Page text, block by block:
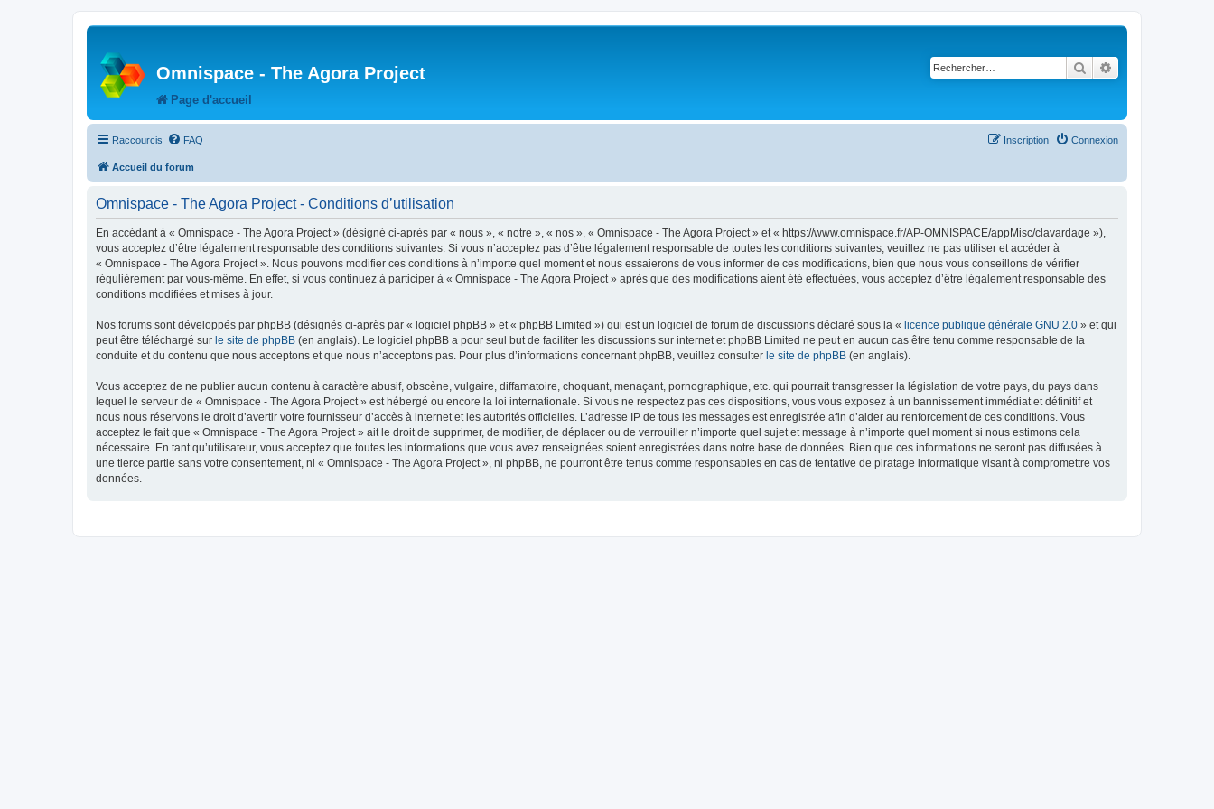
Omnispace - The Agora Project
Page d'accueil
Rechercher
Raccourcis FAQ Connexion
Inscription
Accueil du forum
Omnispace - The Agora Project - Conditions d’utilisation
En accédant à « Omnispace - The Agora Project » (désigné ci-après par « nous », « notre », « nos », « Omnispace - The Agora Project » et « https://www.omnispace.fr/AP-OMNISPACE/appMisc/clavardage »),
vous acceptez d’être légalement responsable des conditions suivantes. Si vous n’acceptez pas d’être légalement responsable de toutes les conditions suivantes, veuillez ne pas utiliser et accéder à
« Omnispace - The Agora Project ». Nous pouvons modifier ces conditions à n’importe quel moment et nous essaierons de vous informer de ces modifications, bien que nous vous conseillons de vérifier
régulièrement par vous-même. En effet, si vous continuez à participer à « Omnispace - The Agora Project » après que des modifications aient été effectuées, vous acceptez d’être légalement responsable des
conditions modifiées et mises à jour.
Nos forums sont développés par phpBB (désignés ci-après par « logiciel phpBB » et « phpBB Limited ») qui est un logiciel de forum de discussions déclaré sous la « licence publique générale GNU 2.0 » et qui
peut être téléchargé sur le site de phpBB (en anglais). Le logiciel phpBB a pour seul but de faciliter les discussions sur internet et phpBB Limited ne peut en aucun cas être tenu comme responsable de la
conduite et du contenu que nous acceptons et que nous n’acceptons pas. Pour plus d’informations concernant phpBB, veuillez consulter le site de phpBB (en anglais).
Vous acceptez de ne publier aucun contenu à caractère abusif, obscène, vulgaire, diffamatoire, choquant, menaçant, pornographique, etc. qui pourrait transgresser la législation de votre pays, du pays dans
lequel le serveur de « Omnispace - The Agora Project » est hébergé ou encore la loi internationale. Si vous ne respectez pas ces dispositions, vous vous exposez à un bannissement immédiat et définitif et
nous nous réservons le droit d’avertir votre fournisseur d’accès à internet et les autorités officielles. L’adresse IP de tous les messages est enregistrée afin d’aider au renforcement de ces conditions. Vous
acceptez le fait que « Omnispace - The Agora Project » ait le droit de supprimer, de modifier, de déplacer ou de verrouiller n’importe quel sujet et message à n’importe quel moment si nous estimons cela
nécessaire. En tant qu’utilisateur, vous acceptez que toutes les informations que vous avez renseignées soient enregistrées dans notre base de données. Bien que ces informations ne seront pas diffusées à
une tierce partie sans votre consentement, ni « Omnispace - The Agora Project », ni phpBB, ne pourront être tenus comme responsables en cas de tentative de piratage informatique visant à compromettre vos
données.